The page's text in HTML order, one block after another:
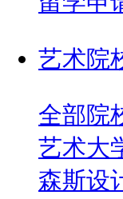
艺术院
全部院
艺术大
森斯设